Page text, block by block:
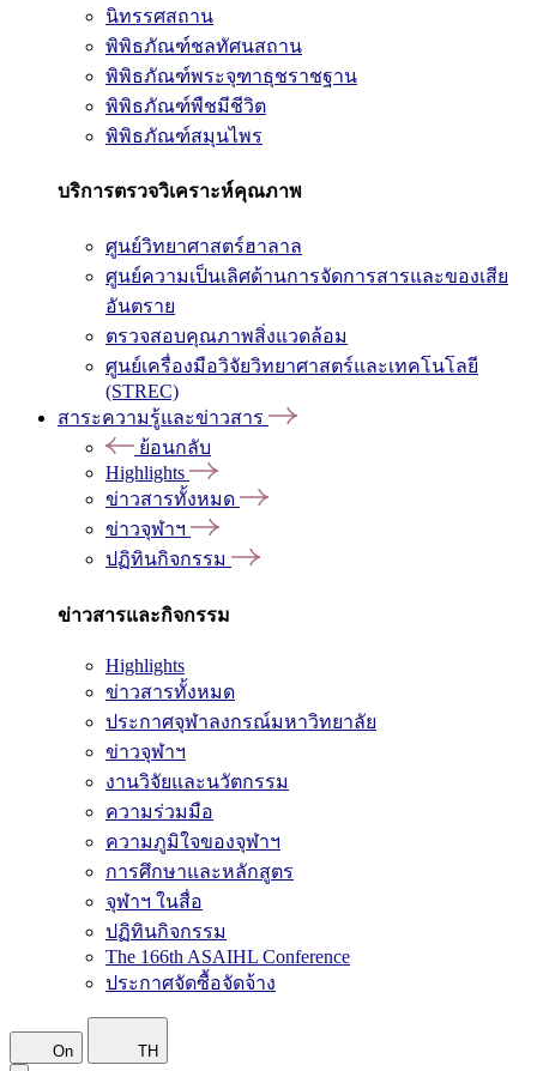
นิทรรศสถาน
พิพิธภัณฑ์ชลทัศนสถาน
พิพิธภัณฑ์พระจุฑาธุชราชฐาน
พิพิธภัณฑ์พืชมีชีวิต
พิพิธภัณฑ์สมุนไพร
บริการตรวจวิเคราะห์คุณภาพ
ศูนย์วิทยาศาสตร์ฮาลาล
ศูนย์ความเป็นเลิศด้านการจัดการสารและของเสีย
อันตราย
ตรวจสอบคุณภาพสิ่งแวดล้อม
ศูนย์เครื่องมือวิจัยวิทยาศาสตร์และเทคโนโลยี
(STREC)
สาระความรู้และข่าวสาร
ย้อนกลับ
Highlights
ข่าวสารทั้งหมด
ข่าวจุฬาฯ
ปฏิทินกิจกรรม
ข่าวสารและกิจกรรม
Highlights
ข่าวสารทั้งหมด
ประกาศจุฬาลงกรณ์มหาวิทยาลัย
ข่าวจุฬาฯ
งานวิจัยและนวัตกรรม
ความร่วมมือ
ความภูมิใจของจุฬาฯ
การศึกษาและหลักสูตร
จุฬาฯ ในสื่อ
ปฏิทินกิจกรรม
The 166th ASAIHL Conference
ประกาศจัดซื้อจัดจ้าง
On TH